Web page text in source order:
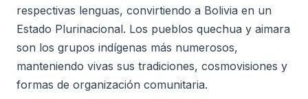
respectivas lenguas, convirtiendo a Bolivia en un
Estado Plurinacional. Los pueblos quechua y aimara
son los grupos indígenas más numerosos,
manteniendo vivas sus tradiciones, cosmovisiones y
formas de organización comunitaria.